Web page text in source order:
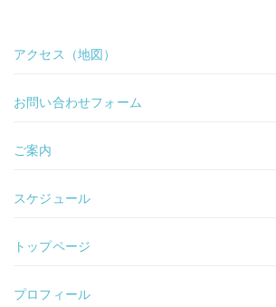
アクセス（地図）
お問い合わせフォーム
ご案内
スケジュール
トップページ
プロフィール